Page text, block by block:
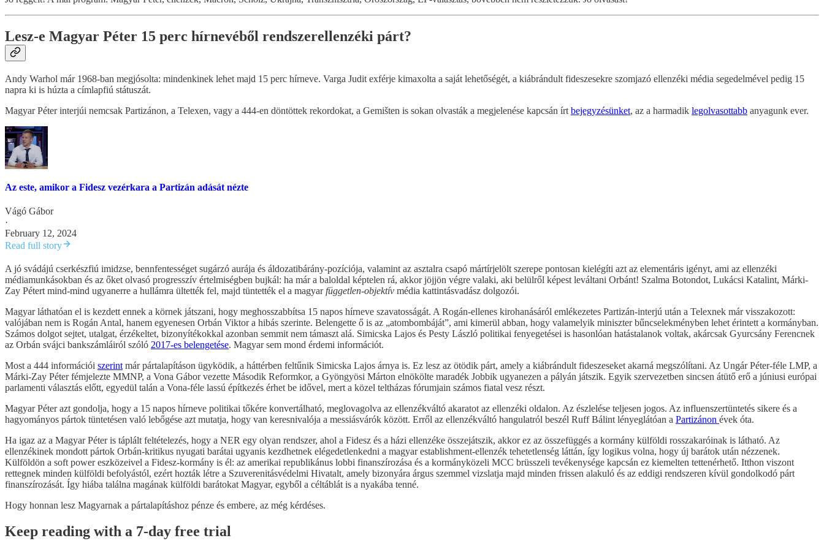
Lesz-e Magyar Péter 15 perc hírnevéből rendszerellenzéki párt?
Andy Warhol már 1968-ban megjósolta: mindenkinek lehet majd 15 perc hírneve. Varga Judit exférje kimaxolta a saját lehetőségét, a kiábrándult fideszesekre szomjazó ellenzéki média segedelmével pedig 15
napra ki is húzta a címlapfiú státuszát.
Magyar Péter interjúi nemcsak Partizánon, a Telexen, vagy a 444-en döntöttek rekordokat, a Gemišten is sokan olvasták a megjelenése kapcsán írt bejegyzésünket, az a harmadik legolvasottabb anyagunk ever.
Az este, amikor a Fidesz vezérkara a Partizán adását nézte
Vágó Gábor
·
February 12, 2024
Read full story
A jó svádájú cserkészfiú imidzse, bennfentességet sugárzó aurája és áldozatibárány-pozíciója, valamint az asztalra csapó mártírjelölt szerepe pontosan kielégíti azt az elementáris igényt, ami az ellenzéki
médiamunkásokban és az őket olvasó progresszív értelmiségben bujkál: ha már a baloldal képtelen rá, akkor jöjjön végre valaki, aki belülről képest leváltani Orbánt! Szalma Botondot, Lukácsi Katalint, Márki-
Zay Pétert mind-mind ugyanerre a hullámra ültették fel, majd tüntették el a magyarfüggetlen-objektív média kattintásvadász dolgozói.
Magyar láthatóan el is kezdett ennek a körnek játszani, hogy meghosszabbítsa 15 napos hírneve szavatosságát. A Rogán-ellenes kirohanásáról emlékezetes Partizán-interjú után a Telexnek már visszakozott:
valójában nem is Rogán Antal, hanem egyenesen Orbán Viktor a hibás szerinte. Belengette ő is az „atombombáját”, ami kimerül abban, hogy valamelyik miniszter bűncselekményben lehet érintett a kormányban.
Számos dolgot sejtet, utalgat, érzékeltet, bizonyítékokkal azonban semmit nem támaszt alá. Simicska Lajos és Pesty László politikai fenyegetései is hasonlóan hatástalanok voltak, akárcsak Gyurcsány Ferencnek
az Orbán svájci bankszámláiról szóló 2017-es belengetése. Magyar sem mond érdemi információt.
Most a 444 információi szerint már pártalapításon ügyködik, a háttérben feltűnik Simicska Lajos árnya is. Ez lesz az ötödik párt, amely a kiábrándult fideszeseket akarná megszólítani. Az Ungár Péter-féle LMP, a
Márki-Zay Péter fémjelezte MMNP, a Vona Gábor vezette Második Reformkor, a Gyöngyösi Márton elnökölte maradék Jobbik ugyanezen a pályán játszik. Egyik szervezetben sincsen átütő erő a júniusi európai
parlamenti választás előtt, egyedül talán a Vona-féle lassú építkezés érhet be idővel, mert a közel teltházas fórumjain számos fiatal vesz részt.
Magyar Péter azt gondolja, hogy a 15 napos hírneve politikai tőkére konvertálható, meglovagolva az ellenzékváltó akaratot az ellenzéki oldalon. Az észlelése teljesen jogos. Az influenszertüntetés sikere és a
hagyományos pártok tüntetésen való lebőgése azt mutatja, hogy van keresnivalója a messiásvárók között. Erről az ellenzékváltó hangulatról beszél Ruff Bálint lényeglátóan a Partizánon évek óta.
Ha igaz az a Magyar Péter is táplált feltételezés, hogy a NER egy olyan rendszer, ahol a Fidesz és a házi ellenzéke összejátszik, akkor ez az összefüggés a kormány külföldi rosszakaróinak is látható. Az
ellenzékinek mondott pártok Orbán-kritikus nyugati barátai ugyanis kezdhetnek elégedetlenkedni a magyar establishment-ellenzék tehetetlenség láttán, így logikus volna, hogy új barátok után nézzenek.
Külföldön a soft power eszközeivel a Fidesz-kormány is él: az amerikai republikánus lobbi finanszírozása és a kormányközeli MCC brüsszeli tevékenysége kapcsán ez kiemelten tettenérhető. Itthon viszont
rettegnek minden külföldi befolyástól, ezért hozták létre a Szuverenitásvédelmi Hivatalt, amely bizonyára árgus szemmel vizslatja majd minden frissen alakuló és az eddigi rendszeren kívül gondolkodó párt
finanszírozását. Így hiába találna magának külföldi barátokat Magyar, egyből a céltáblát is a nyakába tenné.
Hogy honnan lesz Magyarnak a pártalapításhoz pénze és embere, az még kérdéses.
Keep reading with a 7-day free trial